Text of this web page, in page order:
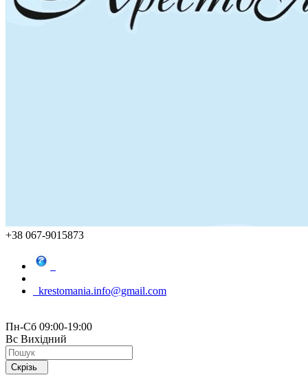
+38 067-9015873
krestomania.info@gmail.com
Пн-Сб 09:00-19:00
Вс Вихідний
Скрізь